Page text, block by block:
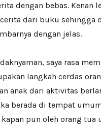
dengan bebas. Kenan
dari buku sehingga
dengan jelas.
saya rasa
langkah cerdas
anak dari aktivitas
berada di tempat
pun oleh orang tua